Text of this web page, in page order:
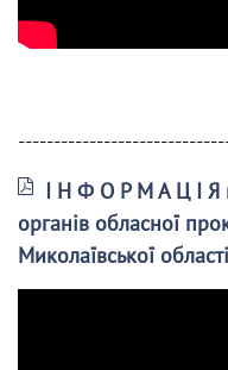
І Н Ф О Р М А Ц І Я
органів обласної
Миколаївської